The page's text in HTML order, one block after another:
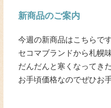
新商品のご案内
今週の新商品はこちらです
セコマブランドから札幌
だんだんと寒くなってき
お手頃価格なのでぜひお